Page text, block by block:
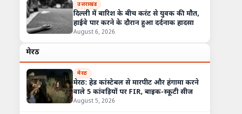
उत्तराखंड
दिल्ली में बारिश के बीच करंट से युवक की मौत,
हाईवे पार करने के दौरान हुआ दर्दनाक हादसा
August 6, 2026
मेरठ
मेरठ
मेरठ: हेड कांस्टेबल से मारपीट और हंगामा करने
वाले 5 कांवड़ियों पर FIR, बाइक-स्कूटी सीज
August 5, 2026